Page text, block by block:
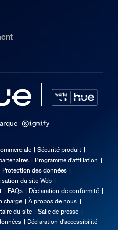
de l’emballage
Sécurité produit
Programme d'affiliation
Protection des données
du site Web
FAQs
Déclaration de conformité
charge
À propos de nous
du site
Salle de presse
Déclaration d'accessibilité